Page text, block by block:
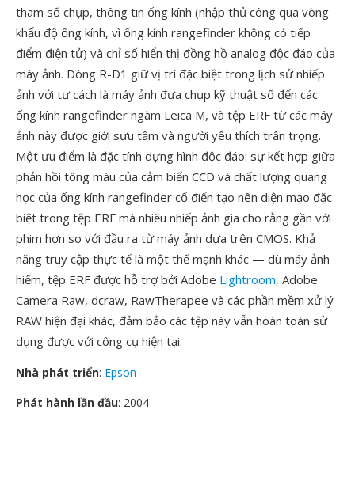
tham số chụp, thông tin ống kính (nhập thủ công qua vòng
khẩu độ ống kính, vì ống kính rangefinder không có tiếp
điểm điện tử) và chỉ số hiển thị đồng hồ analog độc đáo của
máy ảnh. Dòng R-D1 giữ vị trí đặc biệt trong lịch sử nhiếp
ảnh với tư cách là máy ảnh đưa chụp kỹ thuật số đến các
ống kính rangefinder ngàm Leica M, và tệp ERF từ các máy
ảnh này được giới sưu tầm và người yêu thích trân trọng.
Một ưu điểm là đặc tính dựng hình độc đáo: sự kết hợp giữa
phản hồi tông màu của cảm biến CCD và chất lượng quang
học của ống kính rangefinder cổ điển tạo nên diện mạo đặc
biệt trong tệp ERF mà nhiều nhiếp ảnh gia cho rằng gần với
phim hơn so với đầu ra từ máy ảnh dựa trên CMOS. Khả
năng truy cập thực tế là một thế mạnh khác — dù máy ảnh
hiếm, tệp ERF được hỗ trợ bởi Adobe Lightroom, Adobe
Camera Raw, dcraw, RawTherapee và các phần mềm xử lý
RAW hiện đại khác, đảm bảo các tệp này vẫn hoàn toàn sử
dụng được với công cụ hiện tại.
Nhà phát triển: Epson
Phát hành lần đầu: 2004